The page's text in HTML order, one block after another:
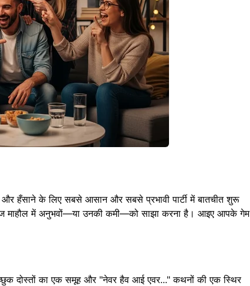
हँसाने के लिए सबसे आसान और सबसे प्रभावी पार्टी में बातचीत शुरू
माहौल में अनुभवों—या उनकी कमी—को साझा करना है। आइए आपके गेम
दोस्तों का एक समूह और "नेवर हैव आई एवर..." कथनों की एक स्थिर